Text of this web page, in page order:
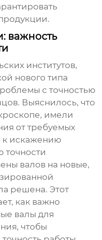
важность
институтов,
нового типа
с точностью
Выяснилось, что
имели
от требуемых
к искажению
валов на новые,
решена. Этот
как важно
валы для
чтобы